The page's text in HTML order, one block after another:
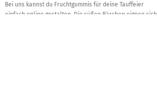
Bei uns kannst du Fruchtgummis für deine Tauffeier
einfach online gestalten. Die süßen Bärchen eignen sich